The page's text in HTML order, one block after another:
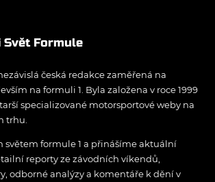
Svět Formule
česká redakce zaměřená na
na formuli 1. Byla založena v roce 1999
specializované motorsportové weby na
trhu.
světem formule 1 a přinášíme aktuální
reporty ze závodních víkendů,
odborné analýzy a komentáře k dění v